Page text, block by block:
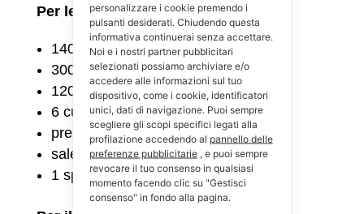
Per le polpette
1400 g di melanzane
300 g di carne trita di manzo
120 g pecorino romano grattugiato
6 cucchiai di olio d’oliva extravergine
prezzemolo q.b.
sale q.b.
1 spicchio d’aglio
personalizzare i cookie premendo i
pulsanti desiderati. Chiudendo questa
informativa continuerai senza accettare.
Noi e i nostri partner pubblicitari
selezionati possiamo archiviare e/o
accedere alle informazioni sul tuo
dispositivo, come i cookie, identificatori
unici, dati di navigazione. Puoi sempre
scegliere gli scopi specifici legati alla
profilazione accedendo al pannello delle
preferenze pubblicitarie, e puoi sempre
revocare il tuo consenso in qualsiasi
momento facendo clic su "Gestisci
consenso" in fondo alla pagina.